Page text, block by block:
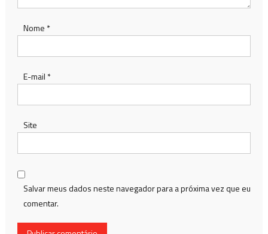
Nome *
E-mail *
Site
Salvar meus dados neste navegador para a próxima vez que eu
comentar.